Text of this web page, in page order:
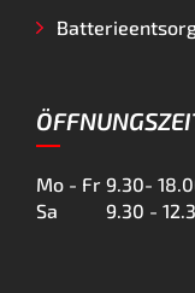
Mo - Fr 9.30-
Sa
9.30 -